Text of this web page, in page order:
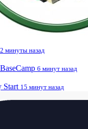
2 минуты назад
6 минут назад
Start 15 минут назад